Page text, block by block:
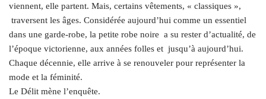
viennent, elle partent. Mais, certains vêtements, « classiques »,
traversent les âges. Considérée aujourd’hui comme un essentiel
dans une garde-robe, la petite robe noire a su rester d’actualité, de
l’époque victorienne, aux années folles et jusqu’à aujourd’hui.
Chaque décennie, elle arrive à se renouveler pour représenter la
mode et la féminité.
Le Délit mène l’enquête.